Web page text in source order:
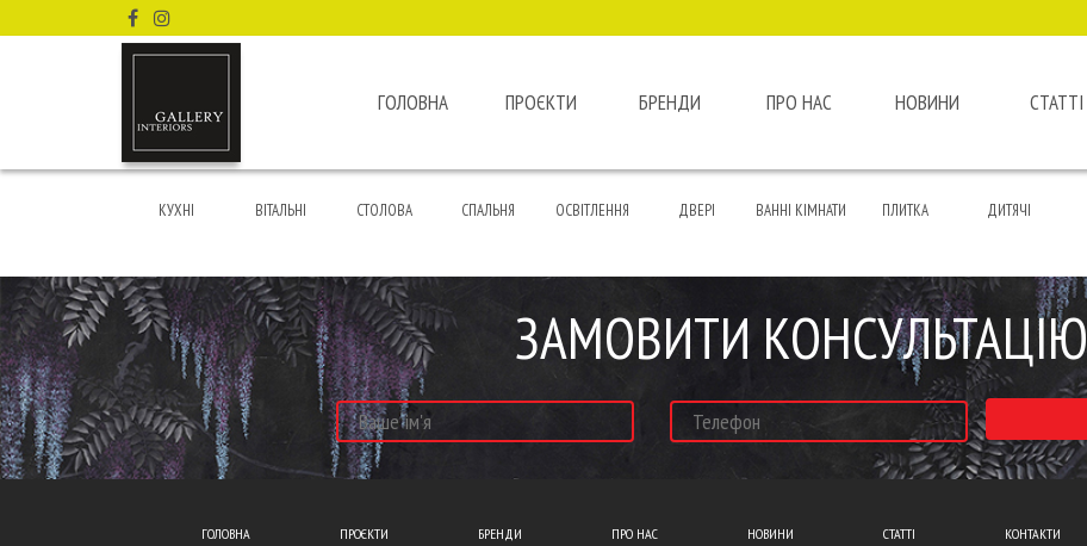
ГОЛОВНА ПРОЄКТИ БРЕНДИ ПРО НАС НОВИНИ СТАТТІ
КУХНІ ВІТАЛЬНІ СТОЛОВА СПАЛЬНЯ ОСВІТЛЕННЯ ДВЕРІ ВАННІ КІМНАТИ ПЛИТКА ДИТЯЧІ
ЗАМОВИТИ КОНСУЛЬТАЦІЮ
ГОЛОВНА ПРОЄКТИ БРЕНДИ ПРО НАС НОВИНИ СТАТТІ КОНТАКТИ